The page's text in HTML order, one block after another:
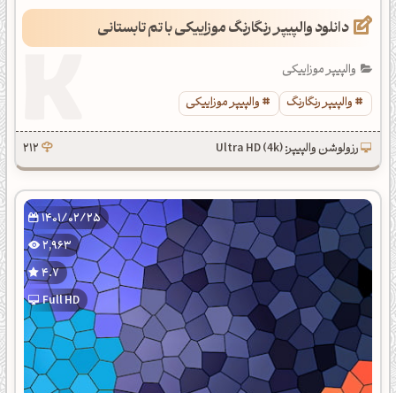
دانلود والپیپر رنگارنگ موزاییکی با تم تابستانی
والپیپر موزاییکی
والپیپر رنگارنگ
والپیپر موزاییکی
رزولوشن والپیپر: Ultra HD (4k) 212
1401/02/25
2,963
4.7
Full HD